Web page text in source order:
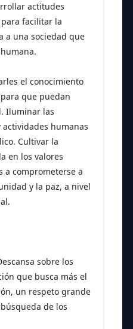
actitudes
facilitar la
a una sociedad que
el conocimiento
que puedan
Iluminar las
humanas
Cultivar la
en los valores
a comprometerse a
y la paz, a nivel
sobre los
que busca más el
un respeto grande
de los